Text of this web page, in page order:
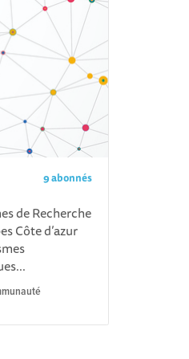
9 abonnés
de Recherche
Côte d’azur